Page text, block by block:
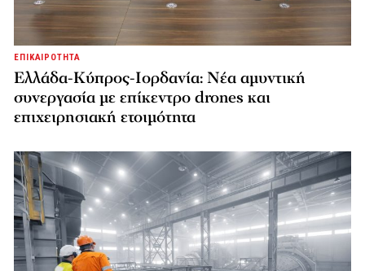
ΕΠΙΚΑΙΡΟΤΗΤΑ
Ελλάδα-Κύπρος-Ιορδανία: Νέα αμυντική
συνεργασία με επίκεντρο drones και
επιχειρησιακή ετοιμότητα